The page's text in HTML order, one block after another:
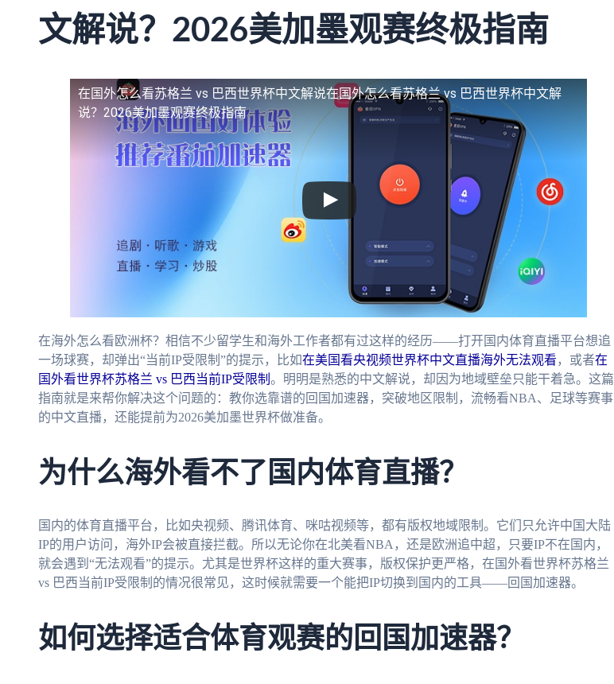
文解说？2026美加墨观赛终极指南
在国外怎么看苏格兰 vs 巴西世界杯中文解说在国外怎么看苏格兰 vs 巴西世界杯中文解
说？2026美加墨观赛终极指南
在海外怎么看欧洲杯？相信不少留学生和海外工作者都有过这样的经历——打开国内体育直播平台想追
一场球赛，却弹出“当前IP受限制”的提示，比如在美国看央视频世界杯中文直播海外无法观看 ，或者在
国外看世界杯苏格兰 vs 巴西当前IP受限制 。明明是熟悉的中文解说，却因为地域壁垒只能干着急。这篇
指南就是来帮你解决这个问题的：教你选靠谱的回国加速器，突破地区限制，流畅看NBA、足球等赛事
的中文直播，还能提前为2026美加墨世界杯做准备。
为什么海外看不了国内体育直播？
国内的体育直播平台，比如央视频、腾讯体育、咪咕视频等，都有版权地域限制。它们只允许中国大陆
IP的用户访问，海外IP会被直接拦截。所以无论你在北美看NBA，还是欧洲追中超，只要IP不在国内，
就会遇到“无法观看”的提示。尤其是世界杯这样的重大赛事，版权保护更严格，在国外看世界杯苏格兰
vs 巴西当前IP受限制的情况很常见，这时候就需要一个能把IP切换到国内的工具——回国加速器。
如何选择适合体育观赛的回国加速器？